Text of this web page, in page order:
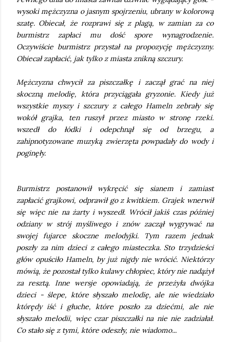
wysoki mężczyzna o jasnym spojrzeniu, ubrany w kolorową
szatę. Obiecał, że rozprawi się z plagą, w zamian za co
burmistrz zapłaci mu dość spore wynagrodzenie.
Oczywiście burmistrz przystał na propozycję mężczyzny.
Obiecał zapłacić, jak tylko z miasta znikną szczury.
Mężczyzna chwycił za piszczałkę i zaczął grać na niej
skoczną melodię, która przyciągała gryzonie. Kiedy już
wszystkie myszy i szczury z całego Hameln zebrały się
wokół grajka, ten ruszył przez miasto w stronę rzeki.
wszedł do łódki i odepchnął się od brzegu, a
zahipnotyzowane muzyką zwierzęta powpadały do wody i
poginęły.
Burmistrz postanowił wykręcić się sianem i zamiast
zapłacić grajkowi, odprawił go z kwitkiem. Grajek wnerwił
się więc nie na żarty i wyszedł. Wrócił jakiś czas później
odziany w strój myśliwego i znów zaczął wygrywać na
swojej fujarce skoczne melodyjki. Tym razem jednak
poszły za nim dzieci z całego miasteczka. Sto trzydzieści
głów opuściło Hameln, by już nigdy nie wrócić. Niektórzy
mówią, że pozostał tylko kulawy chłopiec, który nie nadążył
za resztą. Inne wersje opowiadają, że przeżyła dwójka
dzieci - ślepe, które słyszało melodię, ale nie wiedziało
którędy iść i głuche, które poszło za dziećmi, ale nie
słyszało melodii, więc czar piszczałki na nie nie zadziałał.
Co stało się z tymi, które odeszły, nie wiadomo...